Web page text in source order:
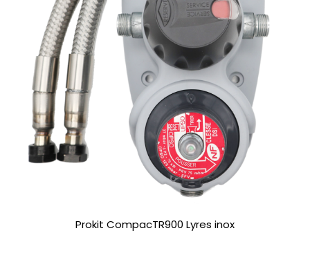
Prokit CompacTR900 Lyres inox